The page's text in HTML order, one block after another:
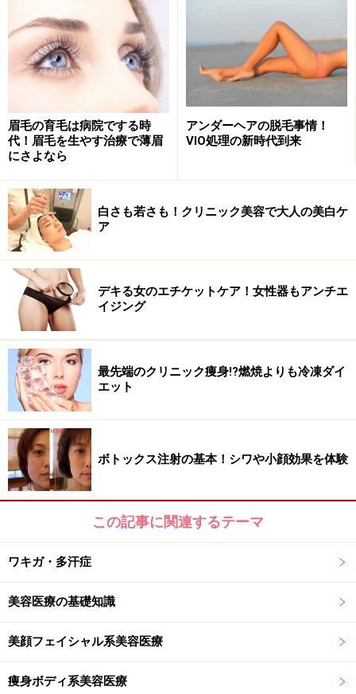
ムダ毛を無くすことで現れる！ 発表！ VIO処理済み女子
のお悩みTOP３
アンダーヘアには「最後の決断」をするタイミングがあ
アンダーヘア・デリケートゾーンの関連記事
人気婦人科医は知っている！
「日本女性のアンダーヘア、今昔」
ここ十数年の間で日本女性のアンダーヘアは激変の時代
を迎えている、そんなお話をしてくださったのは「アヴ
ェニューウィメンズクリニック」院長・福山千代子先
生。のべ何万人もの女性のお悩みを解決してきたベテラ
ンドクター曰く、日本女性のアンダーヘア事情はここ20
年で著しい変化を遂げているそう。
のべ数万人のデリケートゾーンを診てきた福山院長。可愛い
笑顔で重みある証言をできちゃうのが素晴らしい！
福山院長（以下、敬称略）：「私が産婦人科医となった
2001年頃は、アンダーヘアは手つかずの方が多く、せい
ぜいが下着からはみ出そうなところを自分で剃ったり短
く切り揃えている“自己処理派”の女性ばかりでした。
ですから今でいうところのハイジニーナ（アンダーヘア
を全て処理した状態）をされている方は大変珍しかった
デリケートゾーンは内心すごい衝撃でしたね（笑）」
眉毛の育毛は病院でする時
代！眉毛を生やす治療で薄眉
にさよなら
アンダーヘアの脱毛事情！
VIO処理の新時代到来
白さも若さも！クリニック美容で大人の美白ケ
ア
デキる女のエチケットケア！女性器もアンチエ
イジング
最先端のクリニック痩身!?燃焼よりも冷凍ダイ
エット
ボトックス注射の基本！シワや小顔効果を体験
この記事に関連するテーマ
ワキガ・多汗症
美容医療の基礎知識
美顔フェイシャル系美容医療
痩身ボディ系美容医療